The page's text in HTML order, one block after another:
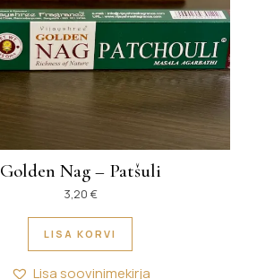
Golden Nag – Patšuli
3,20 €
LISA KORVI
Lisa soovinimekirja